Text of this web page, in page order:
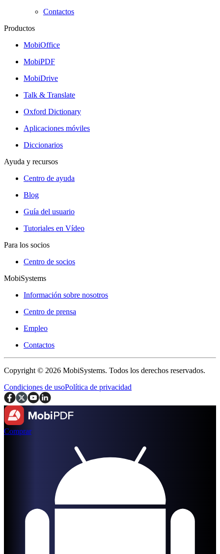
Contactos
Productos
MobiOffice
MobiPDF
MobiDrive
Talk & Translate
Oxford Dictionary
Aplicaciones móviles
Diccionarios
Ayuda y recursos
Centro de ayuda
Blog
Guía del usuario
Tutoriales en Vídeo
Para los socios
Centro de socios
MobiSystems
Información sobre nosotros
Centro de prensa
Empleo
Contactos
Copyright © 2026 MobiSystems. Todos los derechos reservados.
Condiciones de usoPolítica de privacidad
Comprar